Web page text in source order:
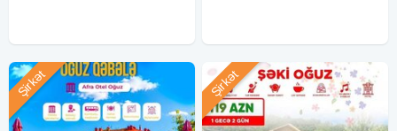
Şirkət Şirkət